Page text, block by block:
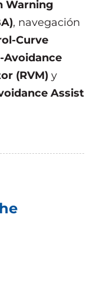
Warning
, navegación
Curve
Avoidance
(RVM) y
Assist